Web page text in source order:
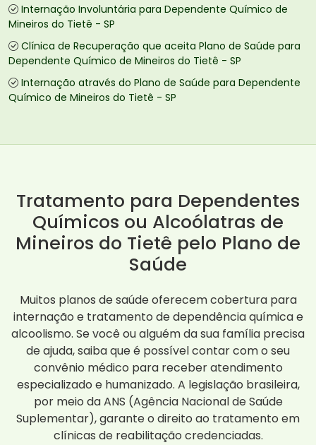
Internação Involuntária para Dependente Químico de
Mineiros do Tietê - SP
Clínica de Recuperação que aceita Plano de Saúde para
Dependente Químico de Mineiros do Tietê - SP
Internação através do Plano de Saúde para Dependente
Químico de Mineiros do Tietê - SP
Tratamento para Dependentes
Químicos ou Alcoólatras de
Mineiros do Tietê pelo Plano de
Saúde
Muitos planos de saúde oferecem cobertura para
internação e tratamento de dependência química e
alcoolismo. Se você ou alguém da sua família precisa
de ajuda, saiba que é possível contar com o seu
convênio médico para receber atendimento
especializado e humanizado. A legislação brasileira,
por meio da ANS (Agência Nacional de Saúde
Suplementar), garante o direito ao tratamento em
clínicas de reabilitação credenciadas.